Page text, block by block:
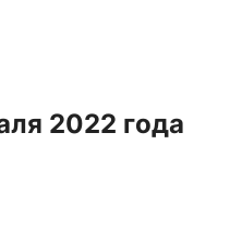
2022 года